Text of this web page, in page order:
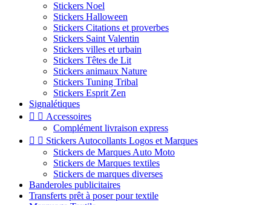
Stickers Noel
Stickers Halloween
Stickers Citations et proverbes
Stickers Saint Valentin
Stickers villes et urbain
Stickers Têtes de Lit
Stickers animaux Nature
Stickers Tuning Tribal
Stickers Esprit Zen
Signalétiques
  Accessoires
Complément livraison express
  Stickers Autocollants Logos et Marques
Stickers de Marques Auto Moto
Stickers de Marques textiles
Stickers de marques diverses
Banderoles publicitaires
Transferts prêt à poser pour textile